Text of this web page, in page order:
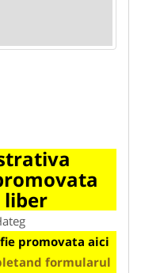
liber
promovata aici
formularul